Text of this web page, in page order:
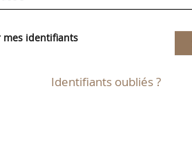
mes identifiants
Identifiants oubliés ?